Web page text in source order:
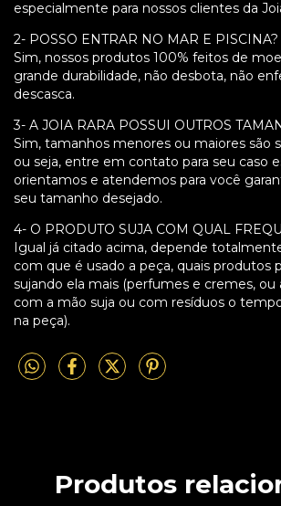
especialmente para nossos clientes da
2- POSSO ENTRAR NO MAR E PISCINA?
Sim, nossos produtos 100% feitos de
grande durabilidade, não desbota, não
descasca.
3- A JOIA RARA POSSUI OUTROS
Sim, tamanhos menores ou maiores são
ou seja, entre em contato para seu caso
orientamos e atendemos para você
seu tamanho desejado.
4- O PRODUTO SUJA COM QUAL
Igual já citado acima, depende
com que é usado a peça, quais produtos
sujando ela mais (perfumes e cremes,
com a mão suja ou com resíduos o
na peça).
Produtos